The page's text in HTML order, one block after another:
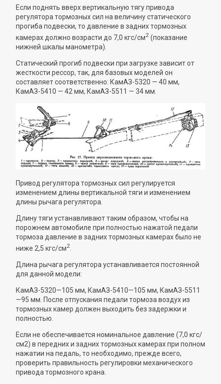
Если поднять вверх вертикальную тягу привода
регулятора тормозных сил на величину статического
прогиба подвески, то давление в задних тормозных
камерах должно возрасти до 7,0 кгс/см2 (показание
нижней шкалы манометра).
Статический прогиб подвески при загрузке зависит от
жесткости рессор, так, для базовых моделей он
составляет соответственно: КамАЗ-5320 — 40 мм,
КамАЗ-5410 — 42 мм, КамАЗ-5511 — 34 мм.
Привод регулятора тормозных сил регулируется
изменением длины вертикальной тяги и изменением
длины рычага регулятора.
Длину тяги устанавливают таким образом, чтобы на
порожнем автомобиле при полностью нажатой педали
тормоза давление в задних тормозных камерах было не
ниже 2,5 кгс/см2
Длина рычага регулятора устанавливается постоянной
для данной модели:
КамАЗ-5320—105 мм, КамАЗ-5410—105 мм, КамАЗ-5511
—95 мм. После отпускания педали тормоза воздух из
тормозных камер должен выходить без задержки и
полностью.
Если не обеспечивается номинальное давление (7,0 кгс/
см2) в передних и задних тормозных камерах при полном
нажатии на педаль, то необходимо, прежде всего,
проверить правильность регулировки механического
привода тормозного крана.